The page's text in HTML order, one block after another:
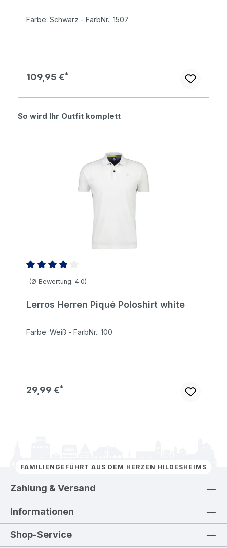
Farbe: Schwarz - FarbNr.: 1507
Regulärer Preis:
109,95 €
Produktgalerie überspringen
So wird Ihr Outfit komplett
Durchschnittliche Bewertung von 4 von 5 Sternen
(Ø Bewertung: 4.0)
Lerros Herren Piqué Poloshirt white
Farbe: Weiß - FarbNr.: 100
Regulärer Preis:
29,99 €
FAMILIENGEFÜHRT AUS DEM HERZEN HILDESHEIMS
Zahlung & Versand
Informationen
Shop-Service